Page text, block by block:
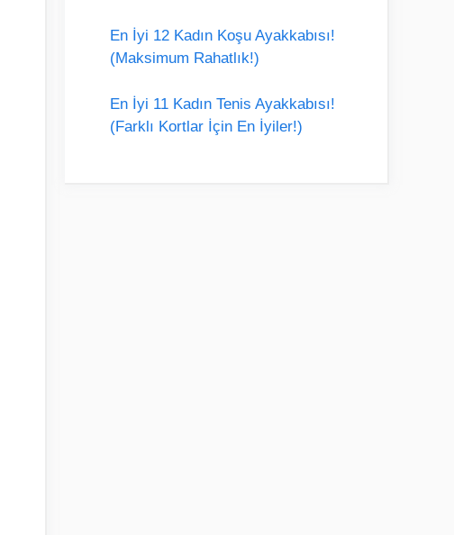
En İyi 12 Kadın Koşu Ayakkabısı!
(Maksimum Rahatlık!)
En İyi 11 Kadın Tenis Ayakkabısı!
(Farklı Kortlar İçin En İyiler!)